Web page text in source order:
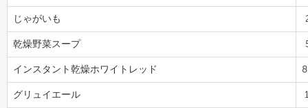
じゃがいも
乾燥野菜スープ
インスタント乾燥ホワイトレッド
グリュイエール